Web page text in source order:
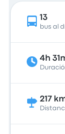
13
bus al
4h
217